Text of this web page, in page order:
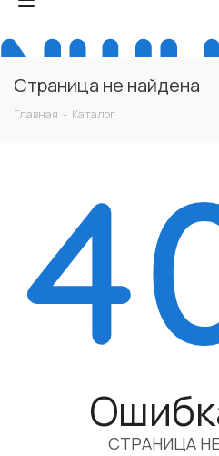
Страница не найдена
Главная - Каталог
СТРАНИЦА